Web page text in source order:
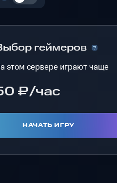
геймеров
этом сервере играют чаще
₽/час
НАЧАТЬ ИГРУ